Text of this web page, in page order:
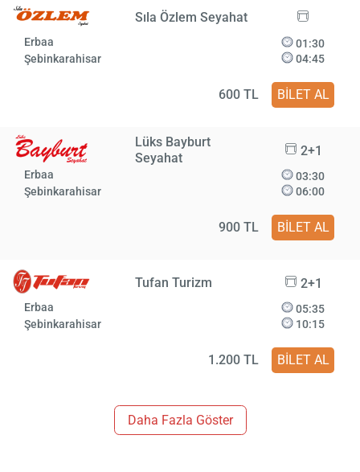
Sıla Özlem Seyahat
Erbaa
Şebinkarahisar
01:30
04:45
600 TL BİLET AL
Lüks Bayburt
Seyahat
2+1
Erbaa
Şebinkarahisar
03:30
06:00
900 TL BİLET AL
Tufan Turizm 2+1
Erbaa
Şebinkarahisar
05:35
10:15
1.200 TL BİLET AL
Daha Fazla Göster